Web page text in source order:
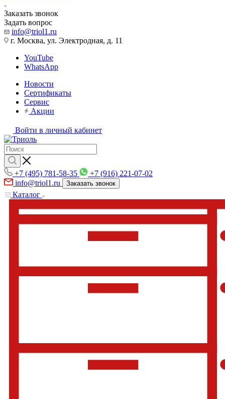
Заказать звонок
Задать вопрос
info@triol1.ru
г. Москва, ул. Электродная, д. 11
YouTube
WhatsApp
Новости
Сертификаты
Сервис
Акции
Войти в личный кабинет
+7 (495) 781-58-35
+7 (916) 221-07-02
info@triol1.ru
Заказать звонок
Каталог